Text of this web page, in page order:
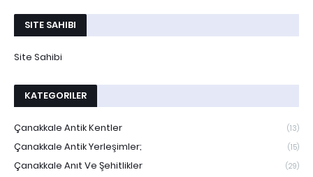
SITE SAHIBI
Site Sahibi
KATEGORILER
Çanakkale Antik Kentler (13)
Çanakkale Antik Yerleşimler; (15)
Çanakkale Anıt Ve Şehitlikler (29)